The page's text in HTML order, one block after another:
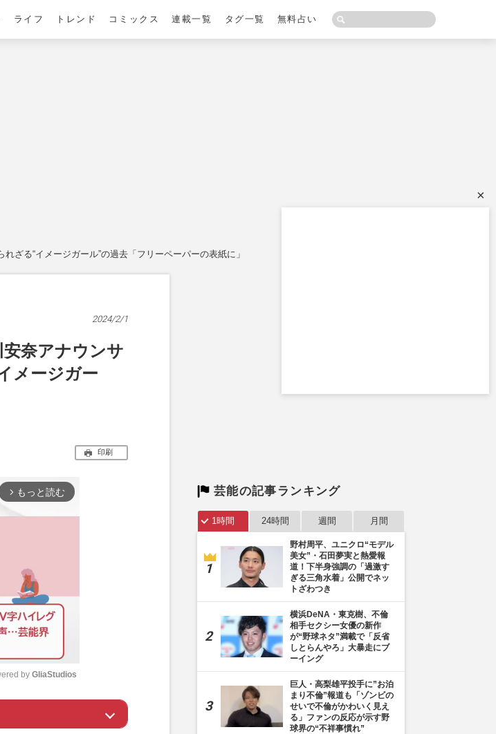
ライフ トレンド コミックス 連載一覧 タグ一覧 無料占い
ざる“イメージガール”の過去「フリーペーパーの表紙に」
2024/2/1
奈アナウンサ
メージガー
印刷
arrow_forward_ios もっと読む
by GliaStudios
芸能の記事ランキング
1時間 24時間 週間 月間
野村周平、ユニクロ“モデル
美女”・石田夢実と熱愛報
道！下半身強調の「過激す
ぎる三角水着」公開でネッ
トざわつき
横浜DeNA・東克樹、不倫
相手セクシー女優の新作
が“野球ネタ”満載で「反省
しとらんやろ」大暴走にブ
ーイング
巨人・高梨雄平投手に”お泊
まり不倫”報道も「ゾンビの
せいで不倫がかわいく見え
る」ファンの反応が示す野
球界の“不祥事慣れ”
×